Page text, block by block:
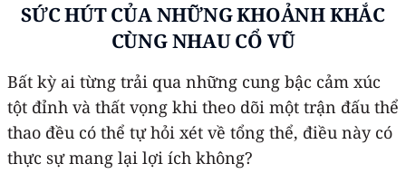
SỨC HÚT CỦA NHỮNG KHOẢNH KHẮC
CÙNG NHAU CỔ VŨ
Bất kỳ ai từng trải qua những cung bậc cảm xúc
tột đỉnh và thất vọng khi theo dõi một trận đấu thể
thao đều có thể tự hỏi xét về tổng thể, điều này có
thực sự mang lại lợi ích không?